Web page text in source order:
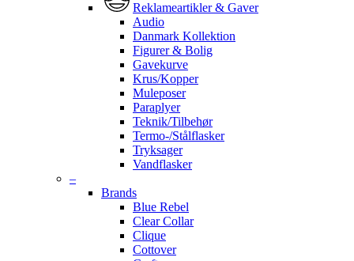
Reklameartikler & Gaver
Audio
Danmark Kollektion
Figurer & Bolig
Gavekurve
Krus/Kopper
Muleposer
Paraplyer
Teknik/Tilbehør
Termo-/Stålflasker
Tryksager
Vandflasker
–
Brands
Blue Rebel
Clear Collar
Clique
Cottover